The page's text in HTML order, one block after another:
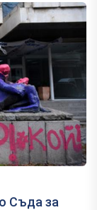
Съда за